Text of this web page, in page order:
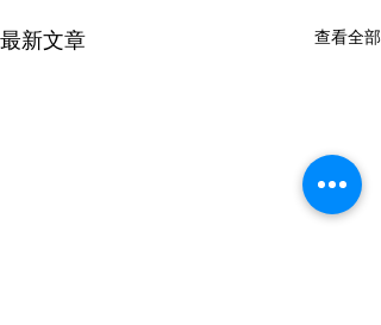
最新文章 查看全部